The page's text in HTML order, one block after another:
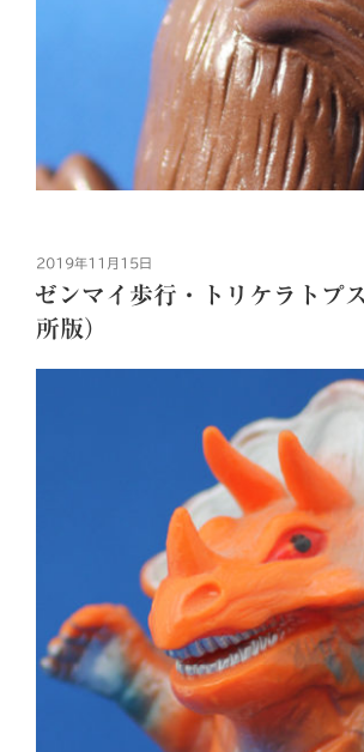
投
稿
日:
2019年11月15日
ゼンマイ歩行・トリケラトプ
所版）